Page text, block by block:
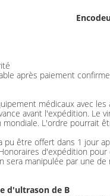
après paiement
médicaux avec
avant l'expédition. Le
L'ordre pourrait
pu être offert dans 1 jour
d'expédition
sera manipulée par une
d'ultrason de B